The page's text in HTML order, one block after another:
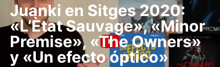
Juanki en Sitges 2020:
«L’Ètat Sauvage», «Minor
Premise», «The Owners»
y «Un efecto óptico»